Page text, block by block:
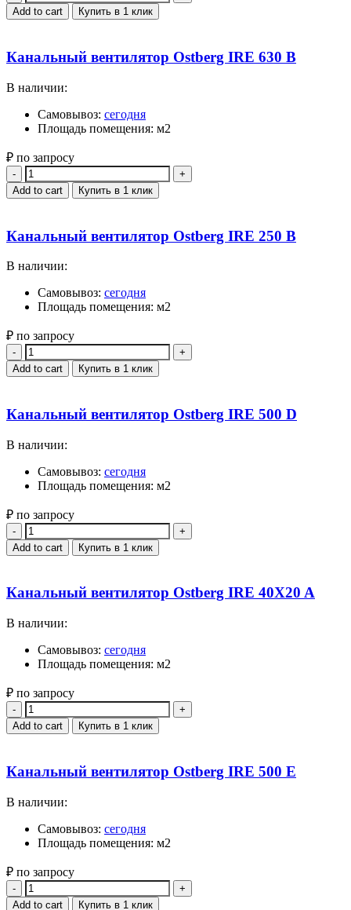
Add to cart Купить в 1 клик
Канальный вентилятор Ostberg IRE 630 B
В наличии:
Самовывоз: сегодня
Площадь помещения: м2
₽ по запросу
Quantity
Add to cart Купить в 1 клик
Канальный вентилятор Ostberg IRE 250 B
В наличии:
Самовывоз: сегодня
Площадь помещения: м2
₽ по запросу
Quantity
Add to cart Купить в 1 клик
Канальный вентилятор Ostberg IRE 500 D
В наличии:
Самовывоз: сегодня
Площадь помещения: м2
₽ по запросу
Quantity
Add to cart Купить в 1 клик
Канальный вентилятор Ostberg IRE 40X20 A
В наличии:
Самовывоз: сегодня
Площадь помещения: м2
₽ по запросу
Quantity
Add to cart Купить в 1 клик
Канальный вентилятор Ostberg IRE 500 E
В наличии:
Самовывоз: сегодня
Площадь помещения: м2
₽ по запросу
Quantity
Add to cart Купить в 1 клик